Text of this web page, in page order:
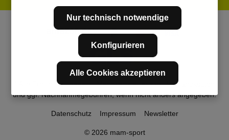
* Alle Preise inkl. gesetzl. Mehrwertsteuer zzgl.Versandkosten
und ggf. Nachnahmegebühren, wenn nicht anders angegeben.
© 2026 mam-sport
Datenschutz Impressum Newsletter
Nur technisch notwendige
Konfigurieren
Alle Cookies akzeptieren